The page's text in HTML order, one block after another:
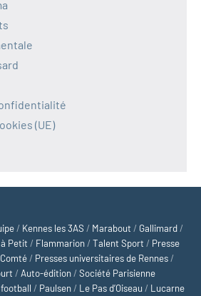
(UE)
/ Kennes les 3AS / Marabout / Gallimard /
Petit / Flammarion /Talent Sport / Presse
/ Presses universitaires de Rennes /
/ Auto-édition /Société Parisienne
/ Paulsen / Le Pas d’Oiseau / Lucarne